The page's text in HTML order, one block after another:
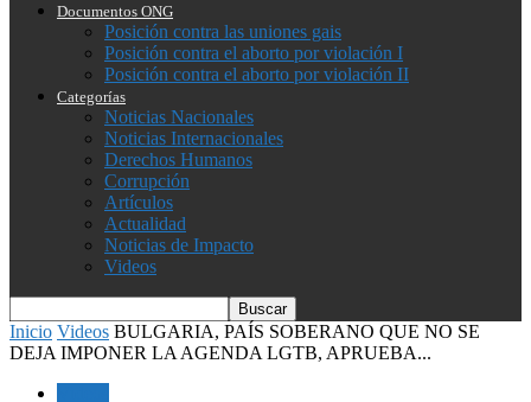
Documentos ONG
Posición contra las uniones gais
Posición contra el aborto por violación I
Posición contra el aborto por violación II
Categorías
Noticias Nacionales
Noticias Internacionales
Derechos Humanos
Corrupción
Artículos
Actualidad
Noticias de Impacto
Videos
Inicio Videos BULGARIA, PAÍS SOBERANO QUE NO SE
DEJA IMPONER LA AGENDA LGTB, APRUEBA...